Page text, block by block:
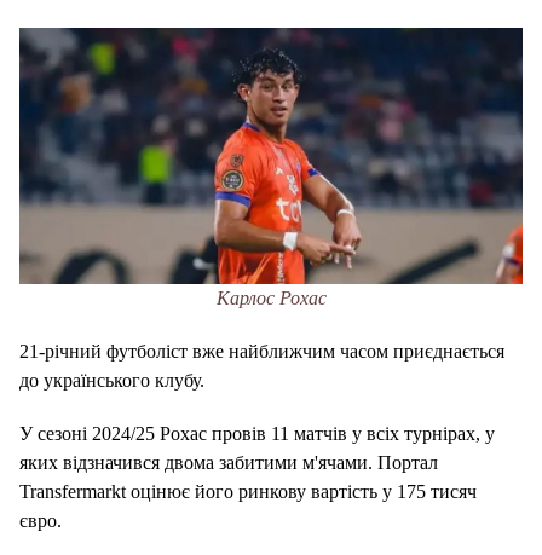
Карлос Рохас
21-річний футболіст вже найближчим часом приєднається
до українського клубу.
У сезоні 2024/25 Рохас провів 11 матчів у всіх турнірах, у
яких відзначився двома забитими м'ячами. Портал
Transfermarkt оцінює його ринкову вартість у 175 тисяч
євро.